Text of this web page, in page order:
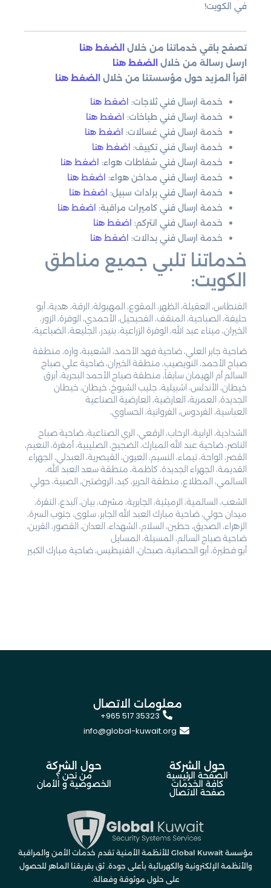
في الكويت!
تصفح باقي خدماتنا من خلال الضغط هنا
ارسل رسالة من خلال
الضغط هنا
اقرأ المزيد حول مؤسستنا من خلال
الضغط هنا
خدمة ارسال فني ثلاجات: اضغط هنا
خدمة ارسال فني طباخات: اضغط هنا
خدمة ارسال فني غسالات: اضغط هنا
خدمة ارسال فني تكييف: اضغط هنا
خدمة ارسال فني شفاطات هواء: اضغط هنا
خدمة ارسال فني مداخن هواء: اضغط هنا
خدمة ارسال فني برادات سبيل: اضغط هنا
خدمة ارسال فني كاميرات مراقبة: اضغط هنا
خدمة ارسال فني انتركم: اضغط هنا
خدمة ارسال فني بدالات: اضغط هنا
خدماتنا تلبي جميع مناطق
الكويت:
الفنطاس، العقيلة، الظهر، المقوع، المهبولة، الرقة، هدية، أبو
حليفة، الصباحية، المنقف، الفحيحيل، الأحمدي، الوفرة، الزور،
الخيران، ميناء عبد الله، الوفرة الزراعية، بنيدر، الجليعة، الضباعية،
ضاحية جابر العلي، ضاحية فهد الأحمد، الشعيبة، واره، منطقة
صباح الأحمد، النويصيب، منطقة الخيران، ضاحية علي صباح
السالم أم الهيمان سابقاً، منطقة صباح الأحمد البحرية، أبرق
خيطان، الأندلس، اشبيلية، جليب الشيوخ، خيطان، خيطان
الجديدة، العمرية، العارضية، العارضية الصناعية
العباسية، الفردوس، الفروانية، الحساوي،
الشدادية، الرابية، الرحاب، الرقعي، الري الصناعية، ضاحية صباح
الناصر، ضاحية عبد الله المبارك، الضجيج، الصليبية، أمغرة، النعيم،
القصر، الواحة، تيماء، النسيم، العيون، القيصرية، العبدلي، الجهراء
القديمة، الجهراء الجديدة، كاظمة، منطقة سعد العبد الله،
السالمي، المطلاع، منطقة الحرير، كبد، الروضتين، الصبية، حولي
الشعب، السالمية، الرميثية، الجابرية، مشرف، بيان، آلبدع، النقرة،
ميدان حولي، ضاحية مبارك العبد الله الجابر، سلوى، جنوب السرة،
الزهراء، الصديق، حطين، السلام، الشهداء، العدان، القصور، القرين،
ضاحية صباح السالم، المسيلة، المسايل
أبو فطيرة، أبو الحصانية، صبحان، الفنيطيس، ضاحية مبارك الكبير
معلومات الاتصال
+965 517 35323
info@global-kuwait.org
حول الشركة
الصفحة الرئيسية
كافة الخدمات
صفحة الاتصال
حول الشركة
من نحن ؟
الخصوصية و الأمان
مؤسسة Global Kuwait للأنظمة الأمنية تقدم خدمات الأمن والمراقبة
والأنظمة الإلكترونية والكهربائية بأعلى جودة. ثق بفريقنا الماهر للحصول
على حلول موثوقة وفعالة.